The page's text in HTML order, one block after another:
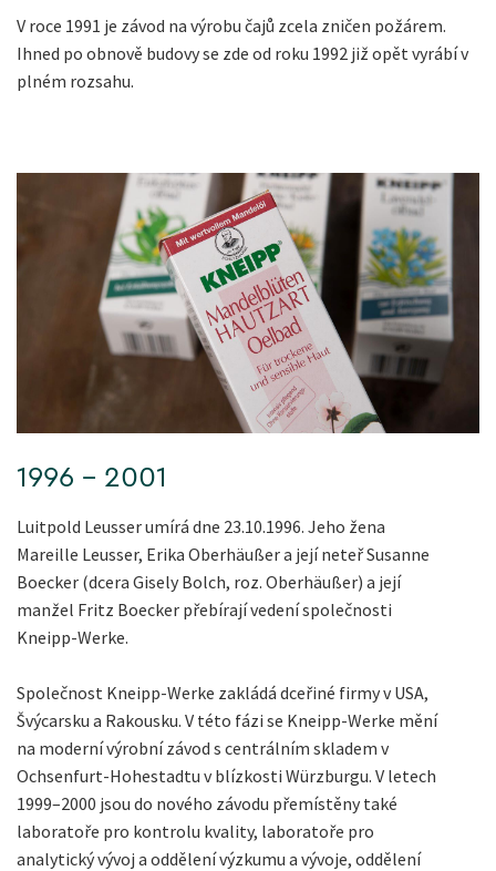
V roce 1991 je závod na výrobu čajů zcela zničen požárem.
Ihned po obnově budovy se zde od roku 1992 již opět vyrábí v
plném rozsahu.
1996 – 2001
Luitpold Leusser umírá dne 23.10.1996. Jeho žena
Mareille Leusser, Erika Oberhäußer a její neteř Susanne
Boecker (dcera Gisely Bolch, roz. Oberhäußer) a její
manžel Fritz Boecker přebírají vedení společnosti
Kneipp-Werke.
Společnost Kneipp-Werke zakládá dceřiné firmy v USA,
Švýcarsku a Rakousku. V této fázi se Kneipp-Werke mění
na moderní výrobní závod s centrálním skladem v
Ochsenfurt-Hohestadtu v blízkosti Würzburgu. V letech
1999–2000 jsou do nového závodu přemístěny také
laboratoře pro kontrolu kvality, laboratoře pro
analytický vývoj a oddělení výzkumu a vývoje, oddělení